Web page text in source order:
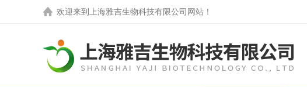
欢迎来到 上海雅吉生物科技有限公司网站 ！